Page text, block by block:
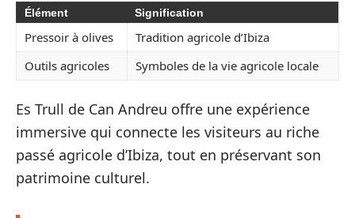
Élément Signification
Pressoir à olives
Tradition agricole d’Ibiza
Outils agricoles
Symboles de la vie agricole locale
Es Trull de Can Andreu offre une expérience
immersive qui connecte les visiteurs au riche
passé agricole d’Ibiza, tout en préservant son
patrimoine culturel.